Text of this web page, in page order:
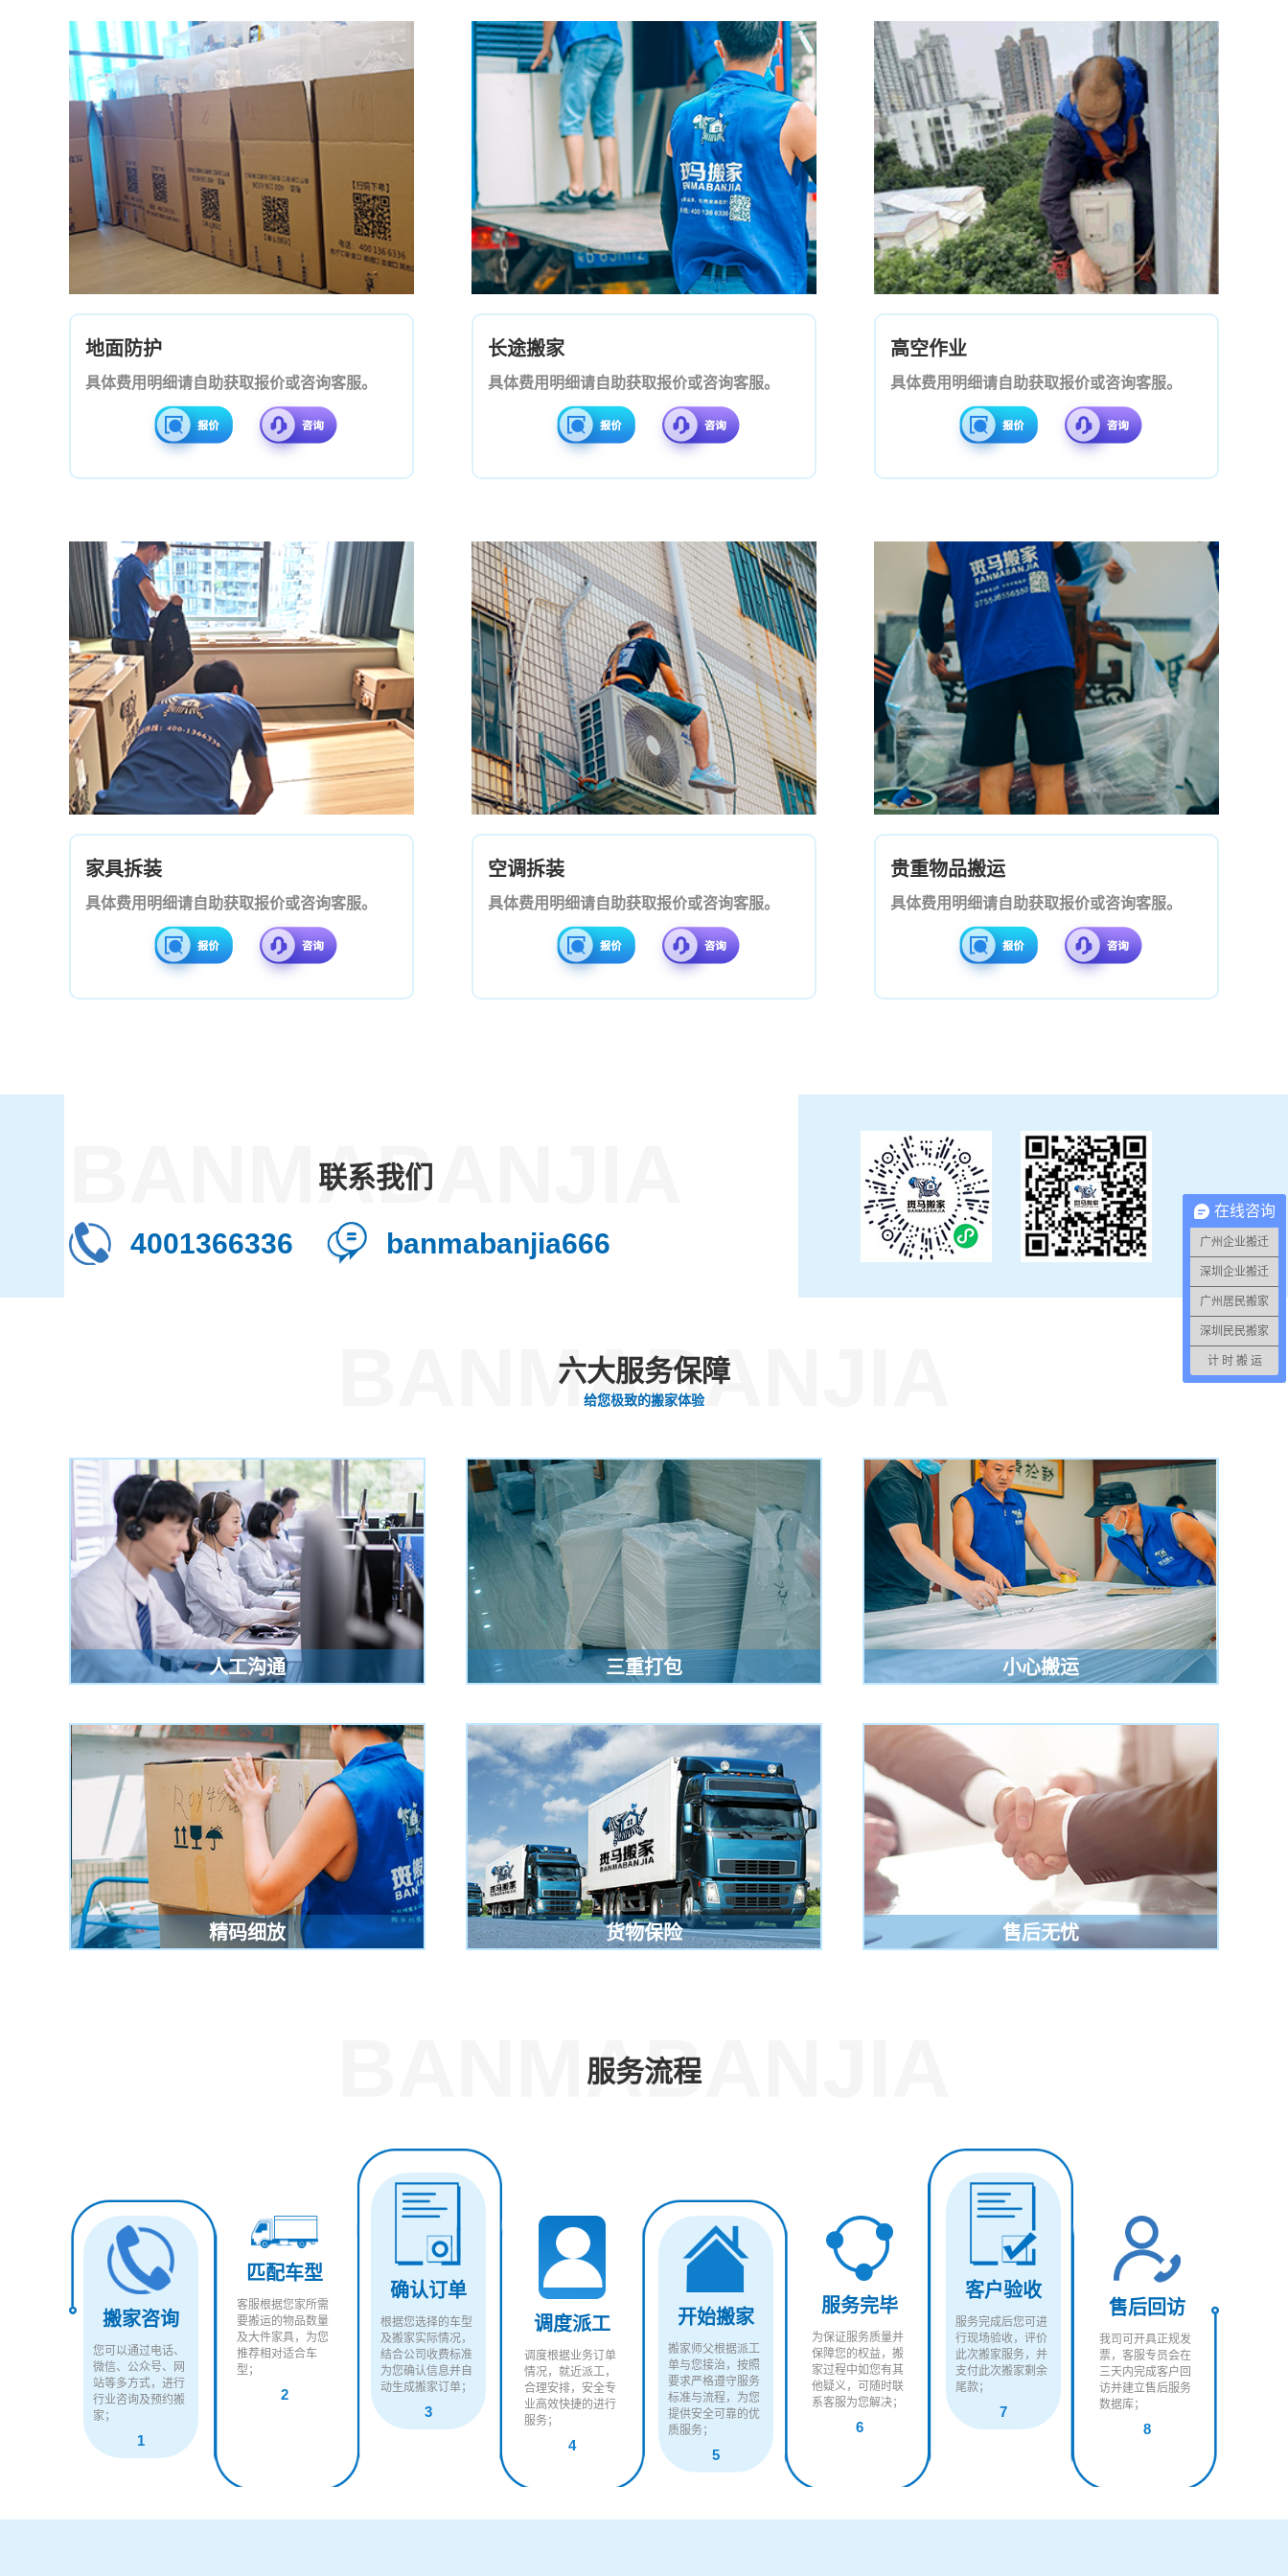
地面防护
具体费用明细请自助获取报价或咨询客服。
长途搬家
具体费用明细请自助获取报价或咨询客服。
高空作业
具体费用明细请自助获取报价或咨询客服。
家具拆装
具体费用明细请自助获取报价或咨询客服。
空调拆装
具体费用明细请自助获取报价或咨询客服。
贵重物品搬运
具体费用明细请自助获取报价或咨询客服。
BANMABANJIA
联系我们
4001366336 banmabanjia666
BANMABANJIA
六大服务保障
给您极致的搬家体验
人工沟通 三重打包 小心搬运
精码细放 货物保险 售后无忧
BANMABANJIA
服务流程
搬家咨询
您可以通过电话、
微信、公众号、网
站等多方式，进行
行业咨询及预约搬
家；
1
匹配车型
客服根据您家所需
要搬运的物品数量
及大件家具，为您
推荐相对适合车
型；
2
确认订单
根据您选择的车型
及搬家实际情况，
结合公司收费标准
为您确认信息并自
动生成搬家订单；
3
调度派工
调度根据业务订单
情况，就近派工，
合理安排，安全专
业高效快捷的进行
服务；
4
开始搬家
搬家师父根据派工
单与您接治，按照
要求严格遵守服务
标准与流程，为您
提供安全可靠的优
质服务；
5
服务完毕
为保证服务质量并
保障您的权益，搬
家过程中如您有其
他疑义，可随时联
系客服为您解决；
6
客户验收
服务完成后您可进
行现场验收，评价
此次搬家服务，并
支付此次搬家剩余
尾款；
7
售后回访
我司可开具正规发
票，客服专员会在
三天内完成客户回
访并建立售后服务
数据库；
8
在线咨询
广州企业搬迁
深圳企业搬迁
广州居民搬家
深圳民民搬家
计 时 搬 运